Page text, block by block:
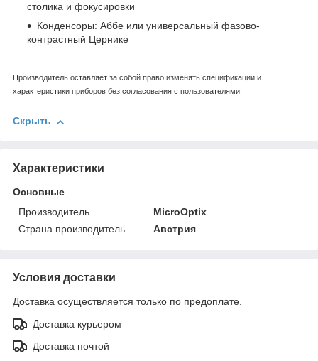
столика и фокусировки
Конденсоры: Аббе или универсальный фазово-
контрастный Цернике
Производитель оставляет за собой право изменять спецификации и
характеристики приборов без согласования с пользователями.
Скрыть
Характеристики
Основные
Производитель
MicroOptix
Страна производитель
Австрия
Условия доставки
Доставка осуществляется только по предоплате.
Доставка курьером
Доставка почтой